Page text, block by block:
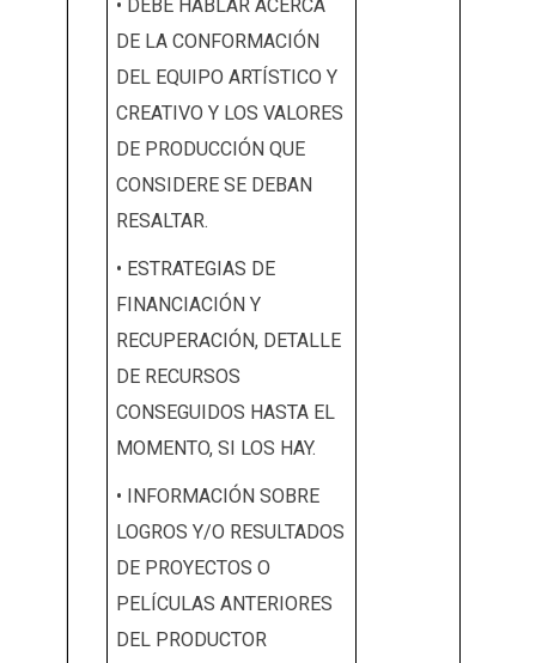
• DEBE HABLAR ACERCA
DE LA CONFORMACIÓN
DEL EQUIPO ARTÍSTICO Y
CREATIVO Y LOS VALORES
DE PRODUCCIÓN QUE
CONSIDERE SE DEBAN
RESALTAR.
• ESTRATEGIAS DE
FINANCIACIÓN Y
RECUPERACIÓN, DETALLE
DE RECURSOS
CONSEGUIDOS HASTA EL
MOMENTO, SI LOS HAY.
• INFORMACIÓN SOBRE
LOGROS Y/O RESULTADOS
DE PROYECTOS O
PELÍCULAS ANTERIORES
DEL PRODUCTOR